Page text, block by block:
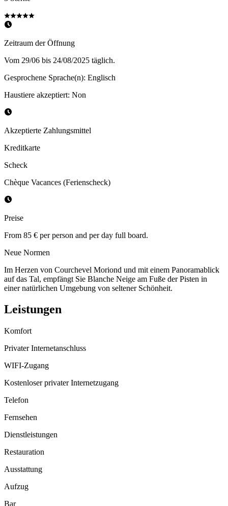
Zeitraum der Öffnung
Vom 29/06 bis 24/08/2025 täglich.
Gesprochene Sprache(n): Englisch
Haustiere akzeptiert: Non
Akzeptierte Zahlungsmittel
Kreditkarte
Scheck
Chèque Vacances (Ferienscheck)
Preise
From 85 € per person and per day full board.
Neue Normen
Im Herzen von Courchevel Moriond und mit einem Panoramablick
auf das Tal, empfängt Sie Blanche Neige am Fuße der Pisten in
einer natürlichen Umgebung von seltener Schönheit.
Leistungen
Komfort
Privater Internetanschluss
WIFI-Zugang
Kostenloser privater Internetzugang
Telefon
Fernsehen
Dienstleistungen
Restauration
Ausstattung
Aufzug
Bar